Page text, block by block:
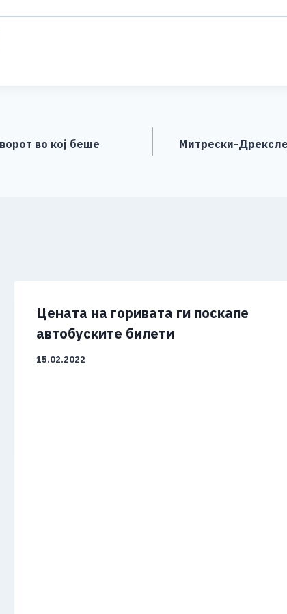
во кој беше
Митрески-
Цената на горивата ги поскапе
автобуските билети
15.02.2022